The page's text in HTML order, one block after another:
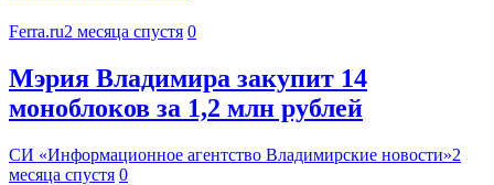
Ferra.ru2 месяца спустя 0
Мэрия Владимира закупит 14
моноблоков за 1,2 млн рублей
СИ «Информационное агентство Владимирские новости»2
месяца спустя 0